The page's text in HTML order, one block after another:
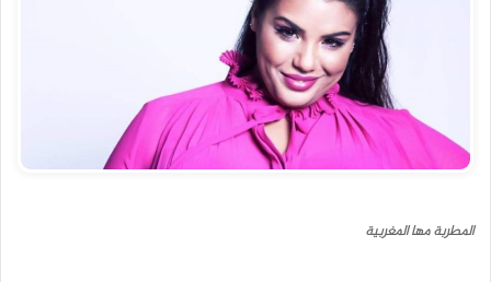
المطربة مها المغربية